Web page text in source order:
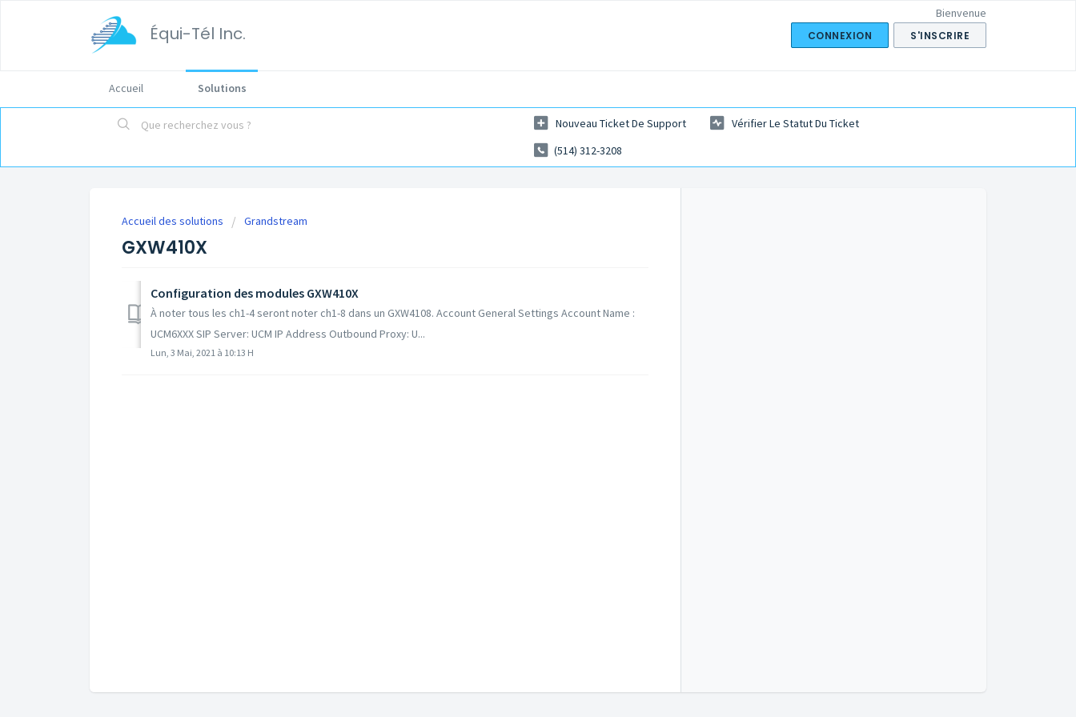
Équi-Tél Inc.
Bienvenue
CONNEXION S'INSCRIRE
Accueil Solutions
Nouveau Ticket De Support
Vérifier Le Statut Du Ticket
(514) 312-3208
Accueil des solutions Grandstream
GXW410X
Configuration des modules GXW410X
À noter tous les ch1-4 seront noter ch1-8 dans un GXW4108. Account General Settings Account Name :
UCM6XXX SIP Server: UCM IP Address Outbound Proxy: U...
Lun, 3 Mai, 2021 à 10:13 H